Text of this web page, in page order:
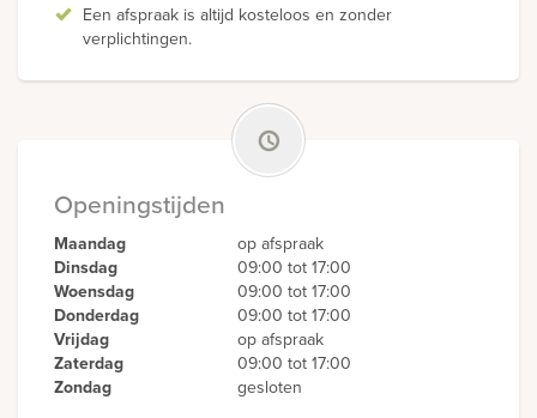
Een afspraak is altijd kosteloos en zonder
verplichtingen.
Openingstijden
Maandag
op afspraak
Dinsdag
09:00 tot 17:00
Woensdag
09:00 tot 17:00
Donderdag
09:00 tot 17:00
Vrijdag
op afspraak
Zaterdag
09:00 tot 17:00
Zondag
gesloten